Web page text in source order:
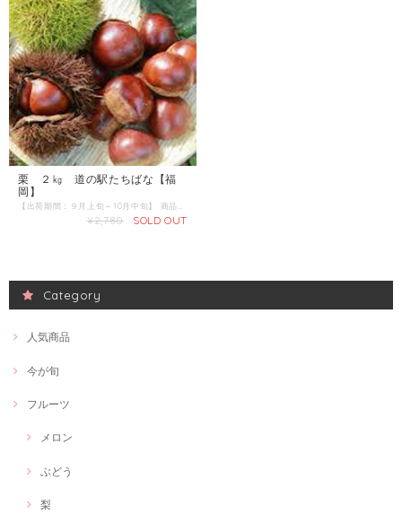
栗 ２㎏ 道の駅たちばな【福
岡】
¥2,780 SOLD OUT
Category
人気商品
今が旬
フルーツ
メロン
ぶどう
梨